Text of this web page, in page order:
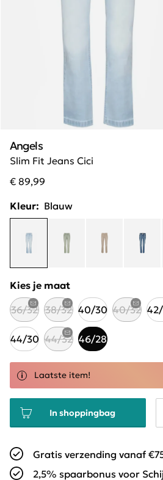
Slim Fit Jeans Cici
Angels
€ 89,99
Kleur: Blauw
Kies je maat
36/32 38/32 40/30 40/32
44/30 44/32 46/28
Laatste item!
In shoppingbag
Gratis verzending vanaf
2,5% spaarbonus voor